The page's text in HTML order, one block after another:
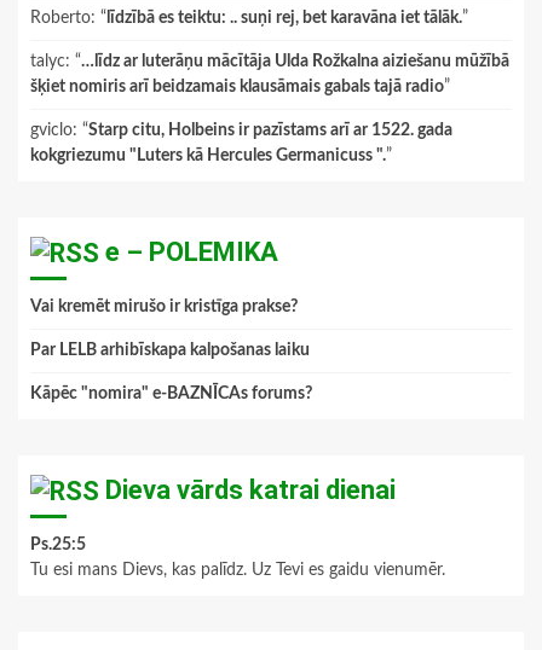
Roberto: “ līdzībā es teiktu: .. suņi rej, bet karavāna iet tālāk.”
talyc: “…līdz ar luterāņu mācītāja Ulda Rožkalna aiziešanu mūžībā
šķiet nomiris arī beidzamais klausāmais gabals tajā radio”
gviclo: “Starp citu, Holbeins ir pazīstams arī ar 1522. gada
kokgriezumu "Luters kā Hercules Germanicuss ".”
e – POLEMIKA
Vai kremēt mirušo ir kristīga prakse?
Par LELB arhibīskapa kalpošanas laiku
Kāpēc "nomira" e-BAZNĪCAs forums?
Dieva vārds katrai dienai
Ps.25:5
Tu esi mans Dievs, kas palīdz. Uz Tevi es gaidu vienumēr.